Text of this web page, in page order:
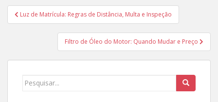
Navegação de artigos
Luz de Matrícula: Regras de Distância, Multa e Inspeção
Filtro de Óleo do Motor: Quando Mudar e Preço
Procurar por: